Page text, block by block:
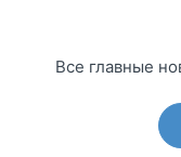
Все главные